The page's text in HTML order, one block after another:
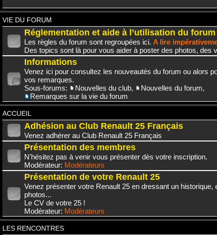
VIE DU FORUM
Réglementation et aide à l’utilisation du forum
Les règles du forum sont regroupées ici. A lire
Des topics sont là pour vous aider à poster des photos, des
Informations
Venez ici pour consultez les nouveautés du forum ou alors
vos remarques.
Sous-forums:
Nouvelles du club, Nouvelles du forum,
Remarques sur la vie du forum
ACCUEIL
Adhésion au Club Renault 25 Français
Venez adhérer au Club Renault 25 Français
Présentation des membres
N'hésitez pas à venir vous présenter dès votre inscription.
Modérateur: Modérateurs
Présentation de votre Renault 25
Venez présenter votre Renault 25 en dressant un historique,
photos...
Le CV de votre 25 !
Modérateur: Modérateurs
LES RENCONTRES